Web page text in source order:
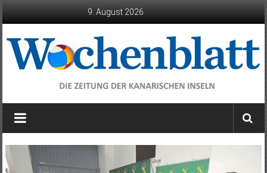
9. August 2026
Wochenblatt
die
Kanarischen